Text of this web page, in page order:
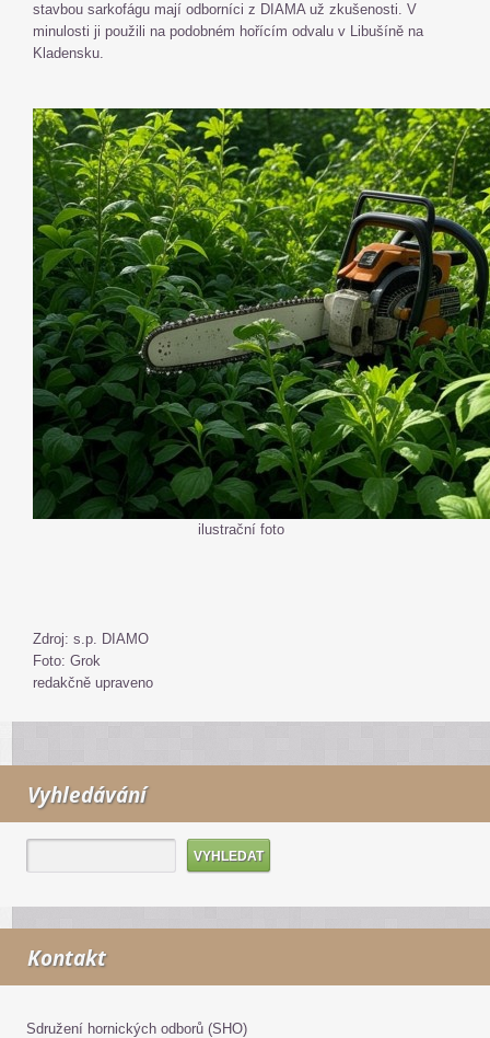
stavbou sarkofágu mají odborníci z DIAMA už zkušenosti. V
minulosti ji použili na podobném hořícím odvalu v Libušíně na
Kladensku.
ilustrační foto
Zdroj: s.p. DIAMO
Foto: Grok
redakčně upraveno
Vyhledávání
Kontakt
Sdružení hornických odborů (SHO)